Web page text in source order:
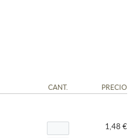
CANT. PRECIO
1,48 €